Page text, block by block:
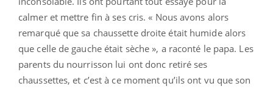
calmer et mettre fin à ses cris. « Nous avons alors
remarqué que sa chaussette droite était humide alors
que celle de gauche était sèche », a raconté le papa. Les
parents du nourrisson lui ont donc retiré ses
chaussettes, et c’est à ce moment qu’ils ont vu que son